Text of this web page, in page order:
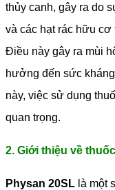
thủy canh, gây ra do
và các hạt rác hữu cơ
Điều này gây ra mùi
hưởng đến sức
này, việc sử dụng
quan trọng.
2. Giới thiệu về
Physan 20SL là một